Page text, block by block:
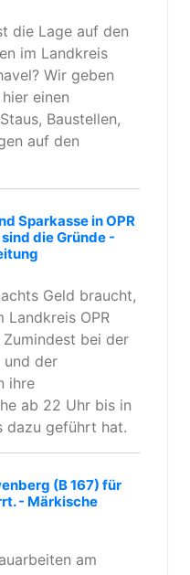
die Lage auf den
im Landkreis
Wir geben
einen
Baustellen,
auf den
Sparkasse in OPR
die Gründe -
Geld braucht,
Landkreis OPR
Zumindest bei der
und der
ihre
ab 22 Uhr bis in
dazu geführt hat.
(B 167) für
- Märkische
am